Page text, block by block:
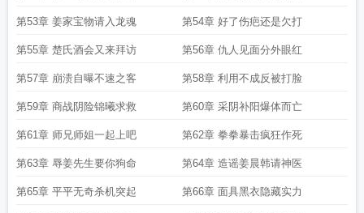
第53章 姜家宝物请入龙魂 第54章 好了伤疤还是欠打
第55章 楚氏酒会又来拜访 第56章 仇人见面分外眼红
第57章 崩溃自曝不速之客 第58章 利用不成反被打脸
第59章 商战阴险锦曦求救 第60章 采阴补阳爆体而亡
第61章 师兄师姐一起上吧 第62章 拳拳暴击疯狂作死
第63章 辱姜先生要你狗命 第64章 造谣姜晨韩请神医
第65章 平平无奇杀机突起 第66章 面具黑衣隐藏实力